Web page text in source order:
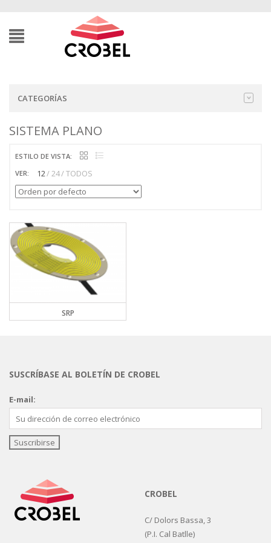
CATEGORÍAS
SISTEMA PLANO
ESTILO DE VISTA:
VER:
12 24 TODOS
SRP
SUSCRÍBASE AL BOLETÍN DE CROBEL
E-mail:
CROBEL
C/ Dolors Bassa, 3
(P.I. Cal Batlle)